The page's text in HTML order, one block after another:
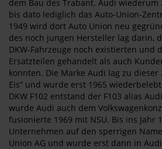
dem Bau des Trabant. Audi wiederum
bis dato lediglich das Auto-Union-
1949 wird dort Auto Union neu
des noch jungen Hersteller lag darin,
DKW-Fahrzeuge noch existierten und
Ersatzteilen gehandelt als auch
konnten. Die Marke Audi lag zu
Eis“ und wurde erst 1965
DKW F102 entstand der F103 alias
wurde Audi auch dem
fusionierte 1969 mit NSU. Bis ins Jahr
Unternehmen auf den sperrigen
Union AG und wurde erst dann in